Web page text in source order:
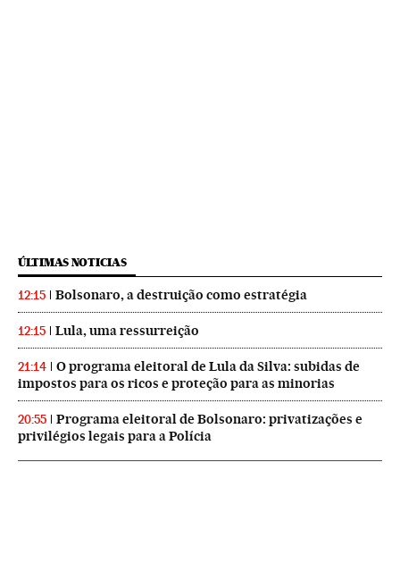
ÚLTIMAS NOTICIAS
12:15 Bolsonaro, a destruição como estratégia
12:15 Lula, uma ressurreição
21:14
O programa eleitoral de Lula da Silva: subidas de
impostos para os ricos e proteção para as minorias
20:55
Programa eleitoral de Bolsonaro: privatizações e
privilégios legais para a Polícia